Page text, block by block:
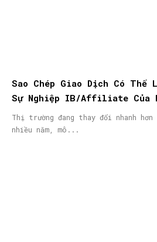
Sao Chép Giao Dịch Có Thể
Sự Nghiệp IB/Affiliate Của
Thị trường đang thay đổi nhanh hơn
nhiều năm, mô...